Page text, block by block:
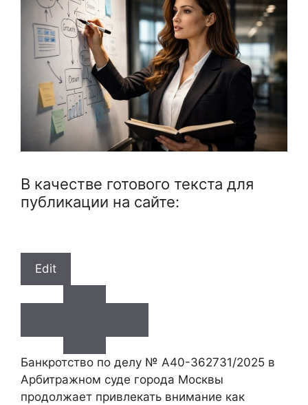
В качестве готового текста для
публикации на сайте:
Edit
Банкротство по делу № А40-362731/2025 в
Арбитражном суде города Москвы
продолжает привлекать внимание как